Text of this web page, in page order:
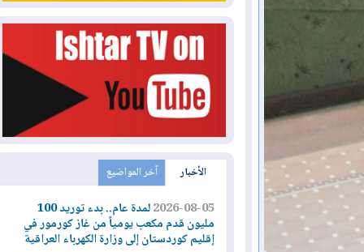
الأخبار آخر المواضيع
2026-08-05 لمدة عام.. بدء توريد 100
مليون قدم مكعب يومياً من غاز كورمور في
إقليم كوردستان إلى وزارة الكهرباء العراقية